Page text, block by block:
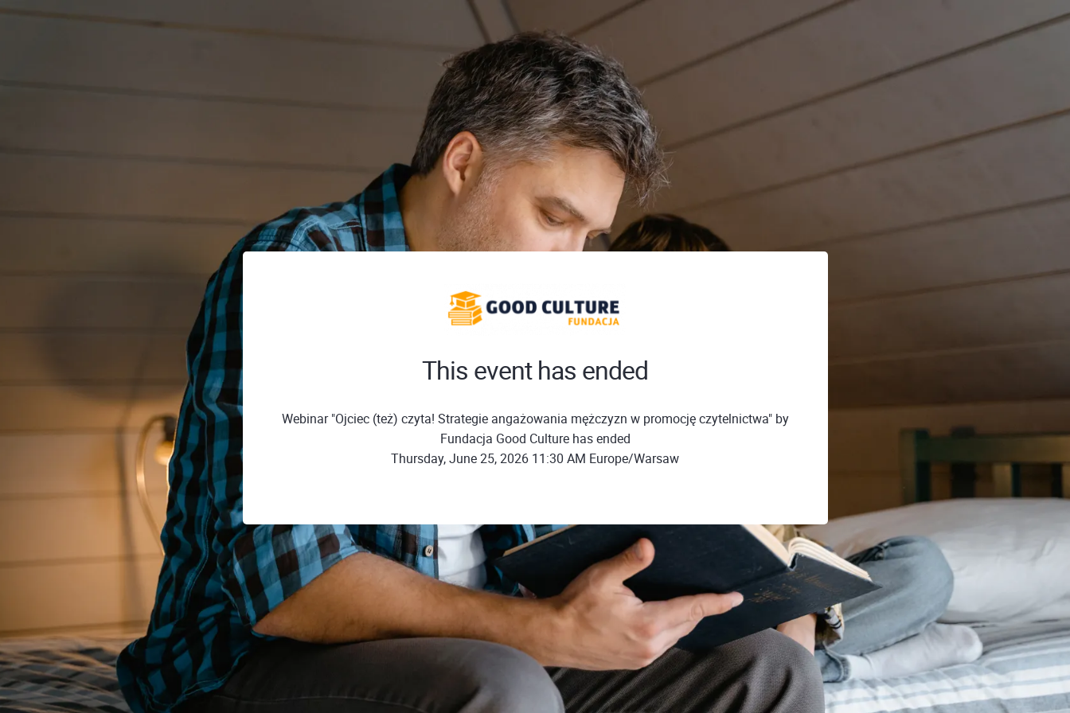
This event has ended
Webinar "Ojciec (też) czyta! Strategie angażowania mężczyzn w promocję czytelnictwa" by
Fundacja Good Culture has ended
Thursday, June 25, 2026 11:30 AM Europe/Warsaw